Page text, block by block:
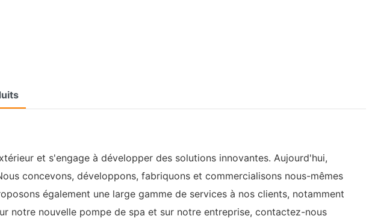
et s'engage à développer des solutions innovantes. Aujourd'hui,
concevons, développons, fabriquons et commercialisons nous-mêmes
également une large gamme de services à nos clients, notamment
notre nouvelle pompe de spa et sur notre entreprise, contactez-nous